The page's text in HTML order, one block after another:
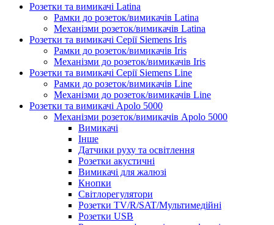
Розетки та вимикачі Latina
Рамки до розеток/вимикачів Latina
Механізми розеток/вимикачів Latina
Розетки та вимикачі Серії Siemens Iris
Рамки до розеток/вимикачів Iris
Механізми до розеток/вимикачів Iris
Розетки та вимикачі Серії Siemens Line
Рамки до розеток/вимикачів Line
Механізми до розеток/вимикачів Line
Розетки та вимикачі Apolo 5000
Механізми розеток/вимикачів Apolo 5000
Вимикачі
Інше
Датчики руху та освітлення
Розетки акустичні
Вимикачі для жалюзі
Кнопки
Світлорегулятори
Розетки TV/R/SAT/Мультимедійні
Розетки USB